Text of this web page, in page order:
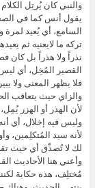
والنبي كان يُرتِل
يقول أنس كما في
السامع، أي يُعيد
تركه ما لايعنيه ثم
نذراً ولا هذراً بل كان
القصير المُخِل، أي ليس
فلا يظهر المعنى ولا
والزاي حيث يتعاقب
لأن الهذر أو الهزر
وليس فيه إخلال، أي
لأنه سيد المُتكلِمين،
لك لا تُصدِّق أي حيث
وأعني هنا الأحاديث
مُختلِف، هذه حكاية